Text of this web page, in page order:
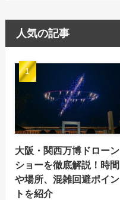
人気の記事
大阪・関西万博ドローン
ショーを徹底解説！時間
や場所、混雑回避ポイン
トを紹介